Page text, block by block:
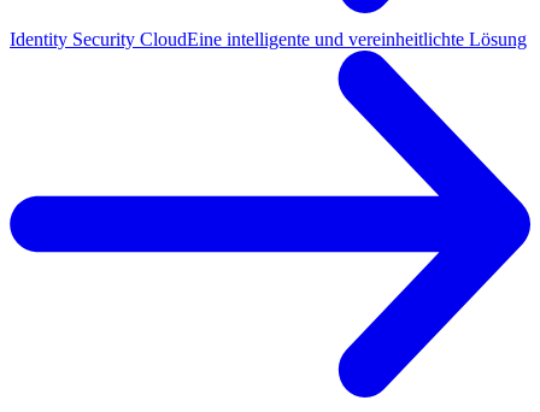
Identity Security CloudEine intelligente und vereinheitlichte Lösung